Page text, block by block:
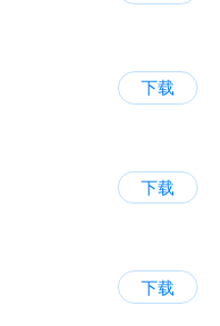
下载
下载
下载